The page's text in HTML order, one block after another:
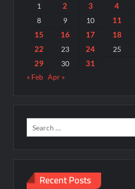
1
2 3 4
8 9 10 11
15 16 17 18
22
23 24 25
29 30 31
« Feb Apr »
Recent Posts